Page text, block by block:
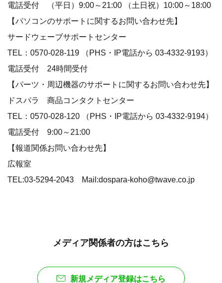
電話受付 （平日）9:00～21:00 （土日祝）10:00～18:00
【パソコンのサポートに関するお問い合わせ先】
サードウェーブサポートセンター
TEL：0570-028-119 （PHS・IP電話から 03-4332-9193）
電話受付 24時間受付
【パーツ・周辺機器のサポートに関するお問い合わせ先】
ドスパラ 商品コンタクトセンター
TEL：0570-028-120 （PHS・IP電話から 03-4332-9194）
電話受付 9:00～21:00
【報道関係お問い合わせ先】
広報室
TEL:03-5294-2043 Mail:dospara-koho@twave.co.jp
メディア関係者の方はこちら
新規メディア登録はこちら